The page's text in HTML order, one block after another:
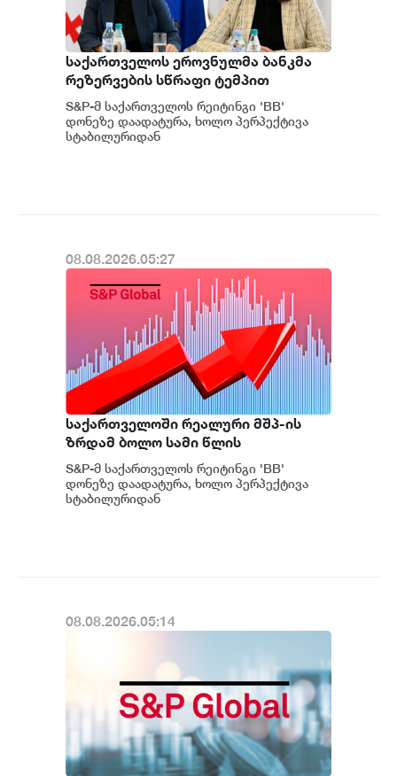
საქართველოს ეროვნულმა ბანკმა
რეზერვების სწრაფი ტემპით
დაგროვება განაგრძო და ივლისში
რეკორდულ ნიშნულს $7.1 მილიარდს
მიაღწია - S&P
S&P-მ საქართველოს რეიტინგი 'BB'
დონეზე დაადატურა, ხოლო პერპექტივა
სტაბილურიდან
08.08.2026.05:27
საქართველოში რეალური მშპ-ის
ზრდამ ბოლო სამი წლის
განმავლობაში საშუალოდ 8.3%
შეადგინა, რაც მსოფლიოში ერთ-
ერთი ყველაზე მაღალი
S&P-მ საქართველოს რეიტინგი 'BB'
დონეზე დაადატურა, ხოლო პერპექტივა
სტაბილურიდან
08.08.2026.05:14